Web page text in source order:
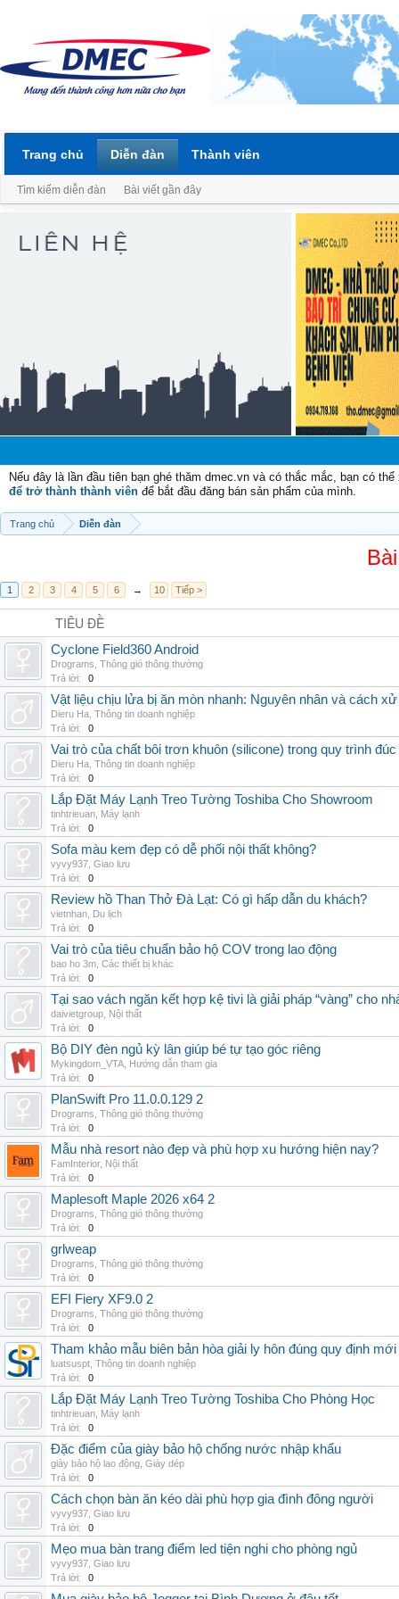
Nếu đây là lần đầu tiên bạn ghé thăm dmec.vn và có thắc mắc, bạn có
để trở thành thành viên để bắt đầu đăng bán sản phẩm của mình.
Trang chủ Diễn đàn
1 2 3 4 5 6 → 10 Tiếp >
TIÊU ĐỀ
Cyclone Field360 Android
Drograms Thông gió thông thường
Trả lời:
0
Vật liệu chịu lửa bị ăn mòn nhanh: Nguyên nhân và cách
Dieru Ha Thông tin doanh nghiệp
Trả lời:
0
Vai trò của chất bôi trơn khuôn (silicone) trong quy trình
Dieru Ha Thông tin doanh nghiệp
Trả lời:
0
Lắp Đặt Máy Lạnh Treo Tường Toshiba Cho Showroom
tinhtrieuan Máy lạnh
Trả lời:
0
Sofa màu kem đẹp có dễ phối nội thất không?
vyvy937 Giao lưu
Trả lời:
0
Review hồ Than Thở Đà Lạt: Có gì hấp dẫn du khách?
vietnhan Du lịch
Trả lời:
0
Vai trò của tiêu chuẩn bảo hộ COV trong lao động
bao ho 3m Các thiết bị khác
Trả lời:
0
Tại sao vách ngăn kết hợp kệ tivi là giải pháp “vàng” cho
daivietgroup Nội thất
Trả lời:
0
Bộ DIY đèn ngủ kỳ lân giúp bé tự tạo góc riêng
Mykingdom_VTA Hướng dẫn tham gia
Trả lời:
0
PlanSwift Pro 11.0.0.129 2
Drograms Thông gió thông thường
Trả lời:
0
Mẫu nhà resort nào đẹp và phù hợp xu hướng hiện nay?
FamInterior, Nội thất
Trả lời:
0
Maplesoft Maple 2026 x64 2
Drograms Thông gió thông thường
Trả lời:
0
grlweap
Drograms Thông gió thông thường
Trả lời:
0
EFI Fiery XF9.0 2
Drograms Thông gió thông thường
Trả lời:
0
Tham khảo mẫu biên bản hòa giải ly hôn đúng quy định mới
luatsuspt Thông tin doanh nghiệp
Trả lời:
0
Lắp Đặt Máy Lạnh Treo Tường Toshiba Cho Phòng Học
tinhtrieuan Máy lạnh
Trả lời:
0
Đặc điểm của giày bảo hộ chống nước nhập khẩu
giày bảo hộ lao động Giày dép
Trả lời:
0
Cách chọn bàn ăn kéo dài phù hợp gia đình đông người
vyvy937 Giao lưu
Trả lời:
0
Mẹo mua bàn trang điểm led tiện nghi cho phòng ngủ
vyvy937 Giao lưu
Trả lời:
0
Trang chủ Diễn đàn
Tìm kiếm diễn đàn Bài viết gần đây
Thành viên